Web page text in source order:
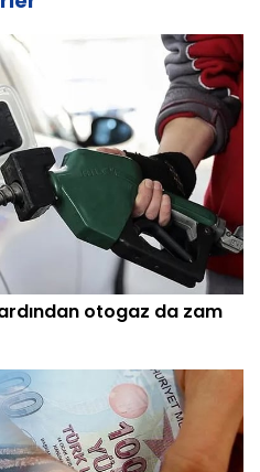
otogaz da zam